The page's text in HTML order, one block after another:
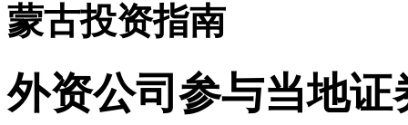
蒙古投资指南
外资公司参与当地